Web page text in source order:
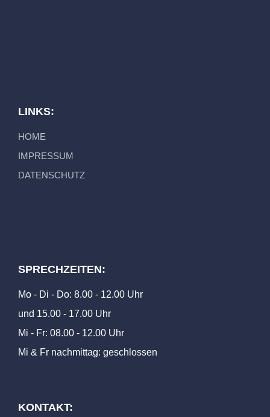
LINKS:
HOME
IMPRESSUM
DATENSCHUTZ
SPRECHZEITEN:
Mo - Di - Do: 8.00 - 12.00 Uhr
und 15.00 - 17.00 Uhr
Mi - Fr: 08.00 - 12.00 Uhr
Mi & Fr nachmittag: geschlossen
KONTAKT: